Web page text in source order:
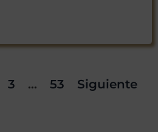
3 … 53 Siguiente